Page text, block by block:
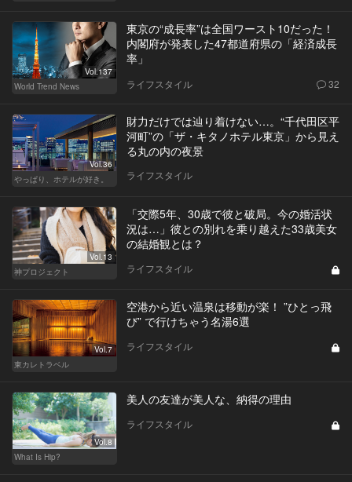
Vol.137
World Trend News
東京の“成長率”は全国ワースト10だった！
内閣府が発表した47都道府県の「経済成長
率」
ライフスタイル 32
Vol.36
やっぱり、ホテルが好き。
財力だけでは辿り着けない…。“千代田区平
河町”の「ザ・キタノホテル東京」から見え
る丸の内の夜景
ライフスタイル
Vol.13
神プロジェクト
「交際5年、30歳で彼と破局。今の婚活状
況は…」彼との別れを乗り越えた33歳美女
の結婚観とは？
ライフスタイル
Vol.7
東カレトラベル
空港から近い温泉は移動が楽！ ”ひとっ飛
び” で行けちゃう名湯6選
ライフスタイル
Vol.8
What Is Hip?
美人の友達が美人な、納得の理由
ライフスタイル